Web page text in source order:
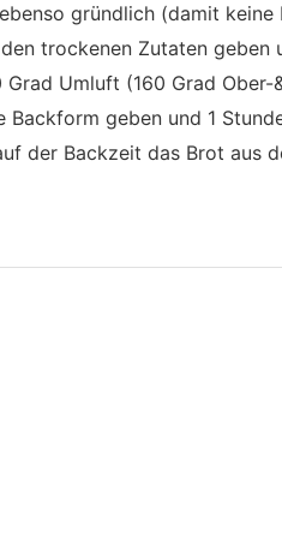
gründlich (damit
trockenen Zutaten geben
Grad Umluft (160 Grad
Backform geben und 1
der Backzeit das Brot aus